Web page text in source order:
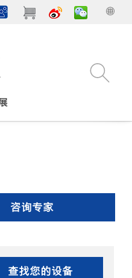
咨询专家
查找您的设备